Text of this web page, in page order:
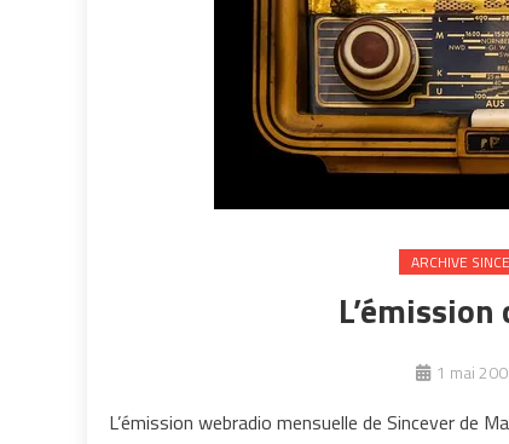
ARCHIVE
1 mai
L’émission webradio mensuelle de Sincever